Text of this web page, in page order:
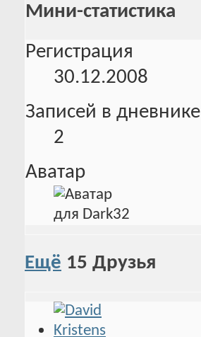
Мини-статистика
Регистрация
30.12.2008
Записей в дневнике
2
Аватар
Ещё 15 Друзья